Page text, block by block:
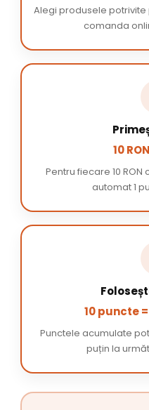
Alegi produsele potrivite
comanda
10
Pentru fiecare 10
automat 1
10 puncte
Punctele acumulate
puțin la